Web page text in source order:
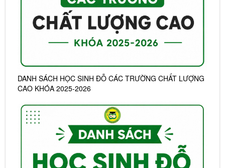
DANH SÁCH HỌC SINH ĐỖ CÁC TRƯỜNG CHẤT LƯỢNG
CAO KHÓA 2025-2026